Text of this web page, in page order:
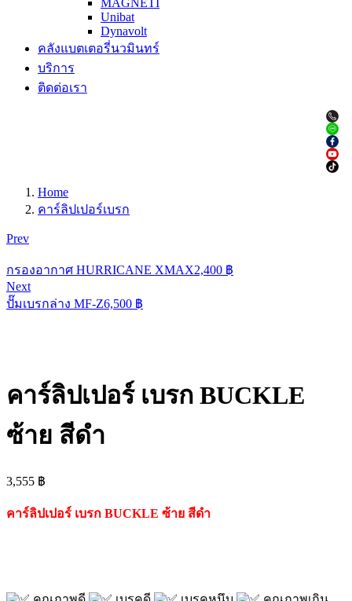
MAGNETI
Unibat
Dynavolt
คลังแบตเตอรี่นวมินทร์
บริการ
ติดต่อเรา
Home
คาร์ลิปเปอร์เบรก
Prev
กรองอากาศ HURRICANE XMAX2,400 ฿
Next
ปั๊มเบรกล่าง MF-Z6,500 ฿
คาร์ลิปเปอร์ เบรก BUCKLE
ซ้าย สีดำ
3,555 ฿
คาร์ลิปเปอร์ เบรก BUCKLE ซ้าย สีดำ